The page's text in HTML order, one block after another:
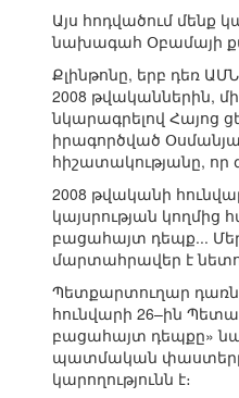
Այս հոդվածում մենք
նախագահ Օբամայի
Քլինթոնը, երբ դեռ
2008 թվականներին,
նկարագրելով Հայոց
իրագործված
հիշատակությանը, որ
2008 թվականի
կայսրության
բացահայտ դեպք...
մարտահրավեր է
Պետքարտուղար
հունվարի 26–ին
բացահայտ դեպքը»
պատմական փաստերը
կարողությունն է։